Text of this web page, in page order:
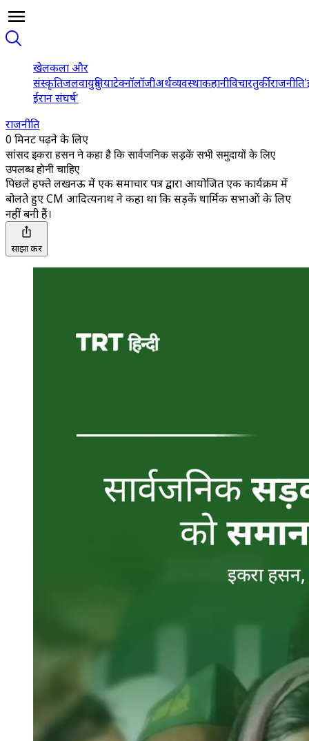
खेलकला और
संस्कृतिजलवायुदुनियाटेक्नॉलॉजीअर्थव्यवस्थाकहानीविचारतुर्कीराजनीति
ईरान संघर्ष'
राजनीति
0 मिनट पढ़ने के लिए
सांसद इकरा हसन ने कहा है कि सार्वजनिक सड़कें सभी समुदायों के लिए
उपलब्ध होनी चाहिए
पिछले हफ्ते लखनऊ में एक समाचार पत्र द्वारा आयोजित एक कार्यक्रम में
बोलते हुए CM आदित्यनाथ ने कहा था कि सड़कें धार्मिक सभाओं के लिए
नहीं बनी हैं।
साझा करें